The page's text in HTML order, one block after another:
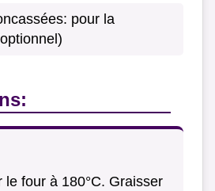
pour la
le four à 180°C. Graisser